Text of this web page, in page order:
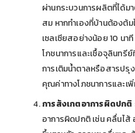
ผ่านกระบวนการผลิตที่ได้ม
สม หากทำเองที่บ้านต้องต้
เซลเซียสอย่างน้อย 10 นา
โภชนาการและเชื้อจุลินทรี
การเติมน้ำตาลหรือสารปรุ
คุณค่าทางโภชนาการและเ
การสังเกตอาการผิดปกติ
อาการผิดปกติ เช่น คลื่นไส้